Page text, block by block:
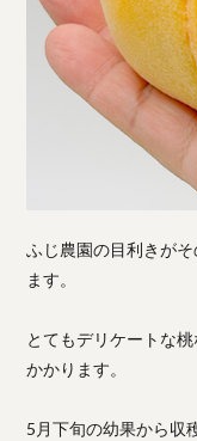
ふじ農園の目利きが
ます。
とてもデリケートな
かかります。
5月下旬の幼果から収